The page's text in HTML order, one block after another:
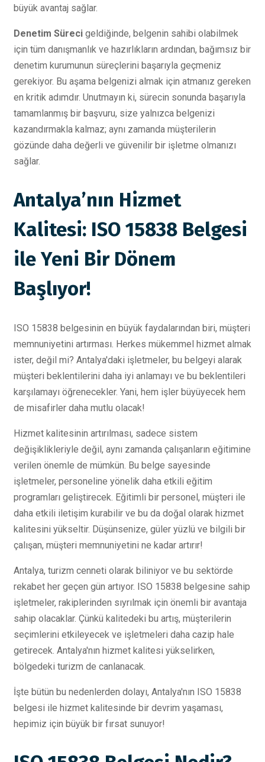
büyük avantaj sağlar.
Denetim Süreci geldiğinde, belgenin sahibi olabilmek
için tüm danışmanlık ve hazırlıkların ardından, bağımsız bir
denetim kurumunun süreçlerini başarıyla geçmeniz
gerekiyor. Bu aşama belgenizi almak için atmanız gereken
en kritik adımdır. Unutmayın ki, sürecin sonunda başarıyla
tamamlanmış bir başvuru, size yalnızca belgenizi
kazandırmakla kalmaz; aynı zamanda müşterilerin
gözünde daha değerli ve güvenilir bir işletme olmanızı
sağlar.
Antalya’nın Hizmet
Kalitesi: ISO 15838 Belgesi
ile Yeni Bir Dönem
Başlıyor!
ISO 15838 belgesinin en büyük faydalarından biri, müşteri
memnuniyetini artırması. Herkes mükemmel hizmet almak
ister, değil mi? Antalya'daki işletmeler, bu belgeyi alarak
müşteri beklentilerini daha iyi anlamayı ve bu beklentileri
karşılamayı öğrenecekler. Yani, hem işler büyüyecek hem
de misafirler daha mutlu olacak!
Hizmet kalitesinin artırılması, sadece sistem
değişiklikleriyle değil, aynı zamanda çalışanların eğitimine
verilen önemle de mümkün. Bu belge sayesinde
işletmeler, personeline yönelik daha etkili eğitim
programları geliştirecek. Eğitimli bir personel, müşteri ile
daha etkili iletişim kurabilir ve bu da doğal olarak hizmet
kalitesini yükseltir. Düşünsenize, güler yüzlü ve bilgili bir
çalışan, müşteri memnuniyetini ne kadar artırır!
Antalya, turizm cenneti olarak biliniyor ve bu sektörde
rekabet her geçen gün artıyor. ISO 15838 belgesine sahip
işletmeler, rakiplerinden sıyrılmak için önemli bir avantaja
sahip olacaklar. Çünkü kalitedeki bu artış, müşterilerin
seçimlerini etkileyecek ve işletmeleri daha cazip hale
getirecek. Antalya'nın hizmet kalitesi yükselirken,
bölgedeki turizm de canlanacak.
İşte bütün bu nedenlerden dolayı, Antalya'nın ISO 15838
belgesi ile hizmet kalitesinde bir devrim yaşaması,
hepimiz için büyük bir fırsat sunuyor!